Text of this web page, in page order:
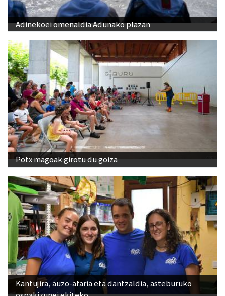
Adinekoei omenaldia Adunako plazan
Potx magoak girotu du goiza
Kantujira, auzo-afaria eta dantzaldia, asteburuko